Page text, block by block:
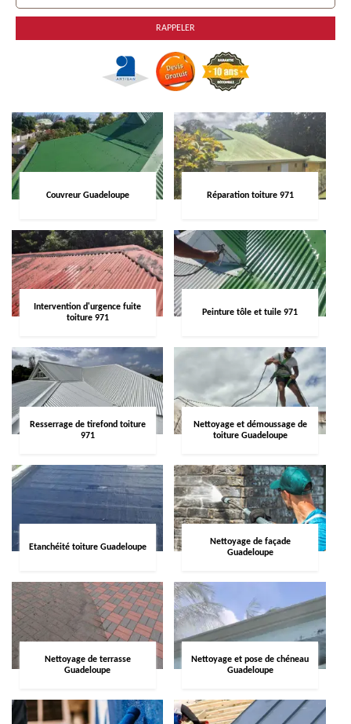
Couvreur Guadeloupe Réparation toiture 971
Intervention d'urgence fuite
toiture 971
Peinture tôle et tuile 971
Resserrage de tirefond toiture
971
Nettoyage et démoussage de
toiture Guadeloupe
Etanchéité toiture Guadeloupe
Nettoyage de façade
Guadeloupe
Nettoyage de terrasse
Guadeloupe
Nettoyage et pose de chéneau
Guadeloupe